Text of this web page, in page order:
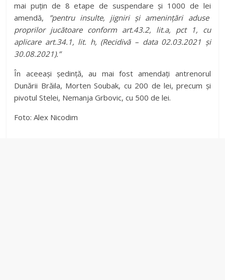
mai puțin de 8 etape de suspendare și 1000 de lei
amendă,
”pentru insulte, jigniri și amenințări aduse
proprilor jucătoare conform art.43.2, lit.a, pct 1, cu
aplicare art.34.1, lit. h, (Recidivă – data 02.03.2021 și
30.08.2021).”
În aceeași ședință, au mai fost amendați antrenorul
Dunării Brăila, Morten Soubak, cu 200 de lei, precum și
pivotul Stelei, Nemanja Grbovic, cu 500 de lei.
Foto: Alex Nicodim